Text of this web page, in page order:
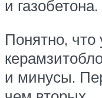
и газобетона.
Понятно, что
и минусы.